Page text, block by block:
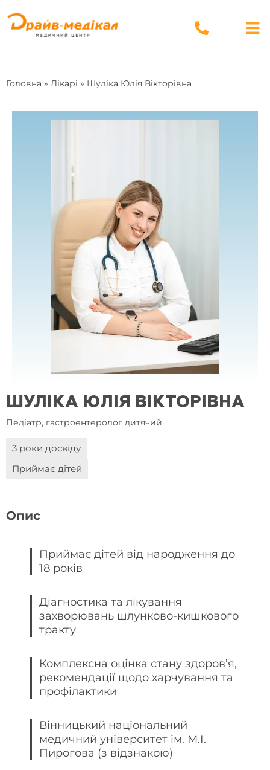
Головна » Лікарі » Шуліка Юлія Вікторівна
ШУЛІКА ЮЛІЯ ВІКТОРІВНА
Педіатр, гастроентеролог дитячий
3 роки досвіду
Приймає дітей
Опис
Приймає дітей від народження до
18 років
Діагностика та лікування
захворювань шлунково-кишкового
тракту
Комплексна оцінка стану здоров’я,
рекомендації щодо харчування та
профілактики
Вінницький національний
медичний університет ім. М.І.
Пирогова (з відзнакою)